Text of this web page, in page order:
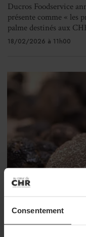
Consentement
Ducros Foodservice
présente comme « les
palme destinés aux
18/02/2026 à 11h00